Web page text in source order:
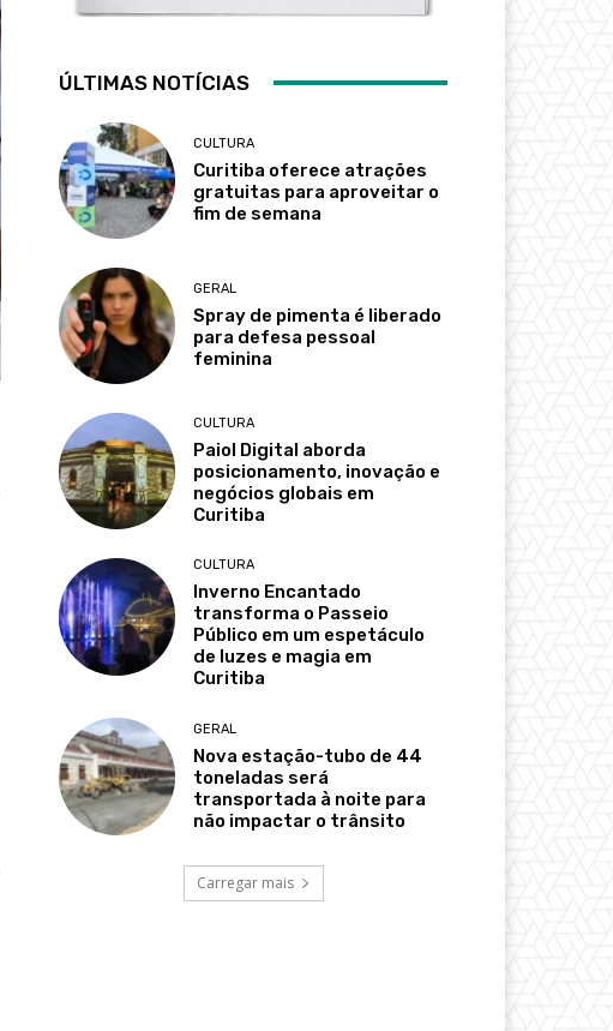
ÚLTIMAS NOTÍCIAS
CULTURA
Curitiba oferece atrações
gratuitas para aproveitar o
fim de semana
GERAL
Spray de pimenta é liberado
para defesa pessoal
feminina
CULTURA
Paiol Digital aborda
posicionamento, inovação e
negócios globais em
Curitiba
CULTURA
Inverno Encantado
transforma o Passeio
Público em um espetáculo
de luzes e magia em
Curitiba
GERAL
Nova estação-tubo de 44
toneladas será
transportada à noite para
não impactar o trânsito
Carregar mais